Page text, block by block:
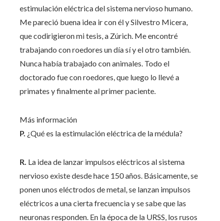
estimulación eléctrica del sistema nervioso humano.
Me pareció buena idea ir con él y Silvestro Micera,
que codirigieron mi tesis, a Zúrich. Me encontré
trabajando con roedores un día sí y el otro también.
Nunca había trabajado con animales. Todo el
doctorado fue con roedores, que luego lo llevé a
primates y finalmente al primer paciente.
Más información
P. ¿Qué es la estimulación eléctrica de la médula?
R. La idea de lanzar impulsos eléctricos al sistema
nervioso existe desde hace 150 años. Básicamente, se
ponen unos eléctrodos de metal, se lanzan impulsos
eléctricos a una cierta frecuencia y se sabe que las
neuronas responden. En la época de la URSS, los rusos